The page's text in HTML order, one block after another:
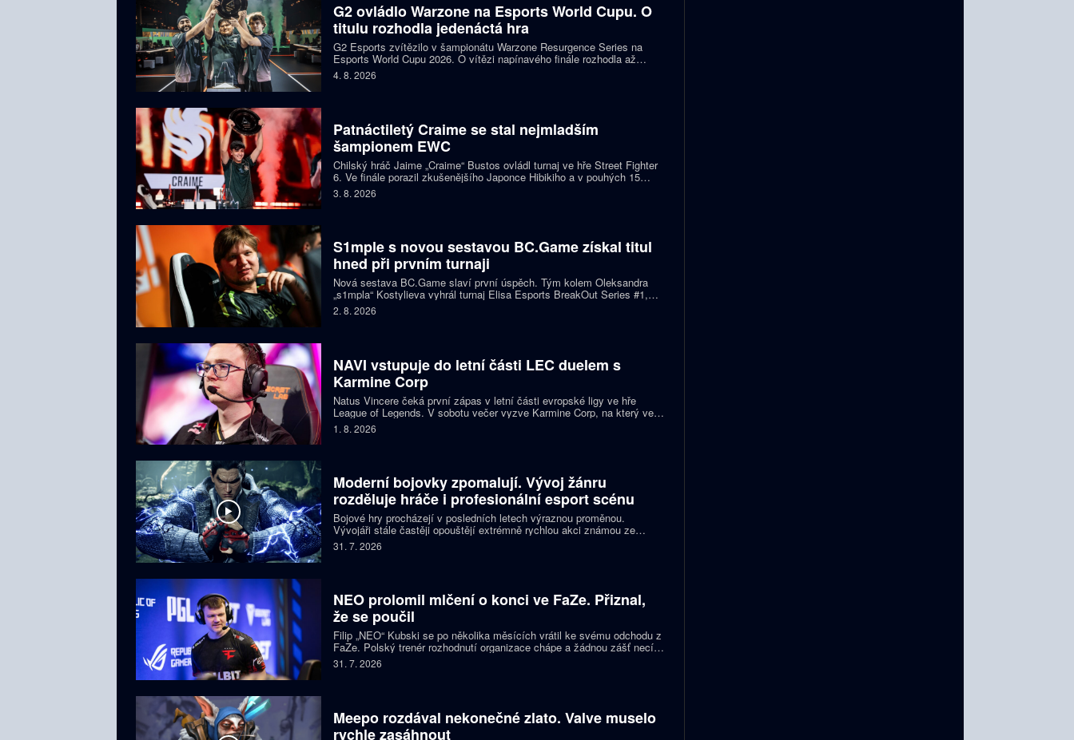
G2 ovládlo Warzone na Esports World Cupu. O
titulu rozhodla jedenáctá hra
G2 Esports zvítězilo v šampionátu Warzone Resurgence Series na
Esports World Cupu 2026. O vítězi napínavého finále rozhodla až
jedenáctá hra, do které vstupovalo s šancí na titul hned pět týmů.
4. 8. 2026
Patnáctiletý Craime se stal nejmladším
šampionem EWC
Chilský hráč Jaime „Craime“ Bustos ovládl turnaj ve hře Street Fighter
6. Ve finále porazil zkušenějšího Japonce Hibikiho a v pouhých 15
letech se stal nejmladším vítězem v historii Esports World Cupu.
3. 8. 2026
S1mple s novou sestavou BC.Game získal titul
hned při prvním turnaji
Nová sestava BC.Game slaví první úspěch. Tým kolem Oleksandra
„s1mpla“ Kostylieva vyhrál turnaj Elisa Esports BreakOut Series #1,
když ve finále porazil ENCE 2:0. Rozhodující mapa dospěla do
prodloužení, v němž ukrajinská hvězda předvedla klíčovou akci.
2. 8. 2026
NAVI vstupuje do letní části LEC duelem s
Karmine Corp
Natus Vincere čeká první zápas v letní části evropské ligy ve hře
League of Legends. V sobotu večer vyzve Karmine Corp, na který ve
čtyřech předchozích vzájemných sériích nestačil. Oba celky zároveň
bojují o jedno ze tří míst na letošním světovém šampionátu.
1. 8. 2026
Moderní bojovky zpomalují. Vývoj žánru
rozděluje hráče i profesionální esport scénu
Bojové hry procházejí v posledních letech výraznou proměnou.
Vývojáři stále častěji opouštějí extrémně rychlou akci známou ze
starších klasik a snaží se vytvářet přístupnější tituly pro širší publikum
i esportové diváky. Ne všichni hráči jsou ale z tohoto směru nadšení a
31. 7. 2026
NEO prolomil mlčení o konci ve FaZe. Přiznal,
že se poučil
Filip „NEO“ Kubski se po několika měsících vrátil ke svému odchodu z
FaZe. Polský trenér rozhodnutí organizace chápe a žádnou zášť necítí.
Zkušenost z prvního trenérského angažmá ho však přiměla změnit
pohled na vlastní práci.
31. 7. 2026
Meepo rozdával nekonečné zlato. Valve muselo
rychle zasáhnout